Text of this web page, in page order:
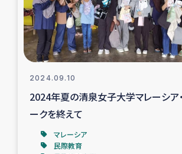
2024.09.10
2024年夏の清泉女子大学マレーシア
ークを終えて
マレーシア
民際教育